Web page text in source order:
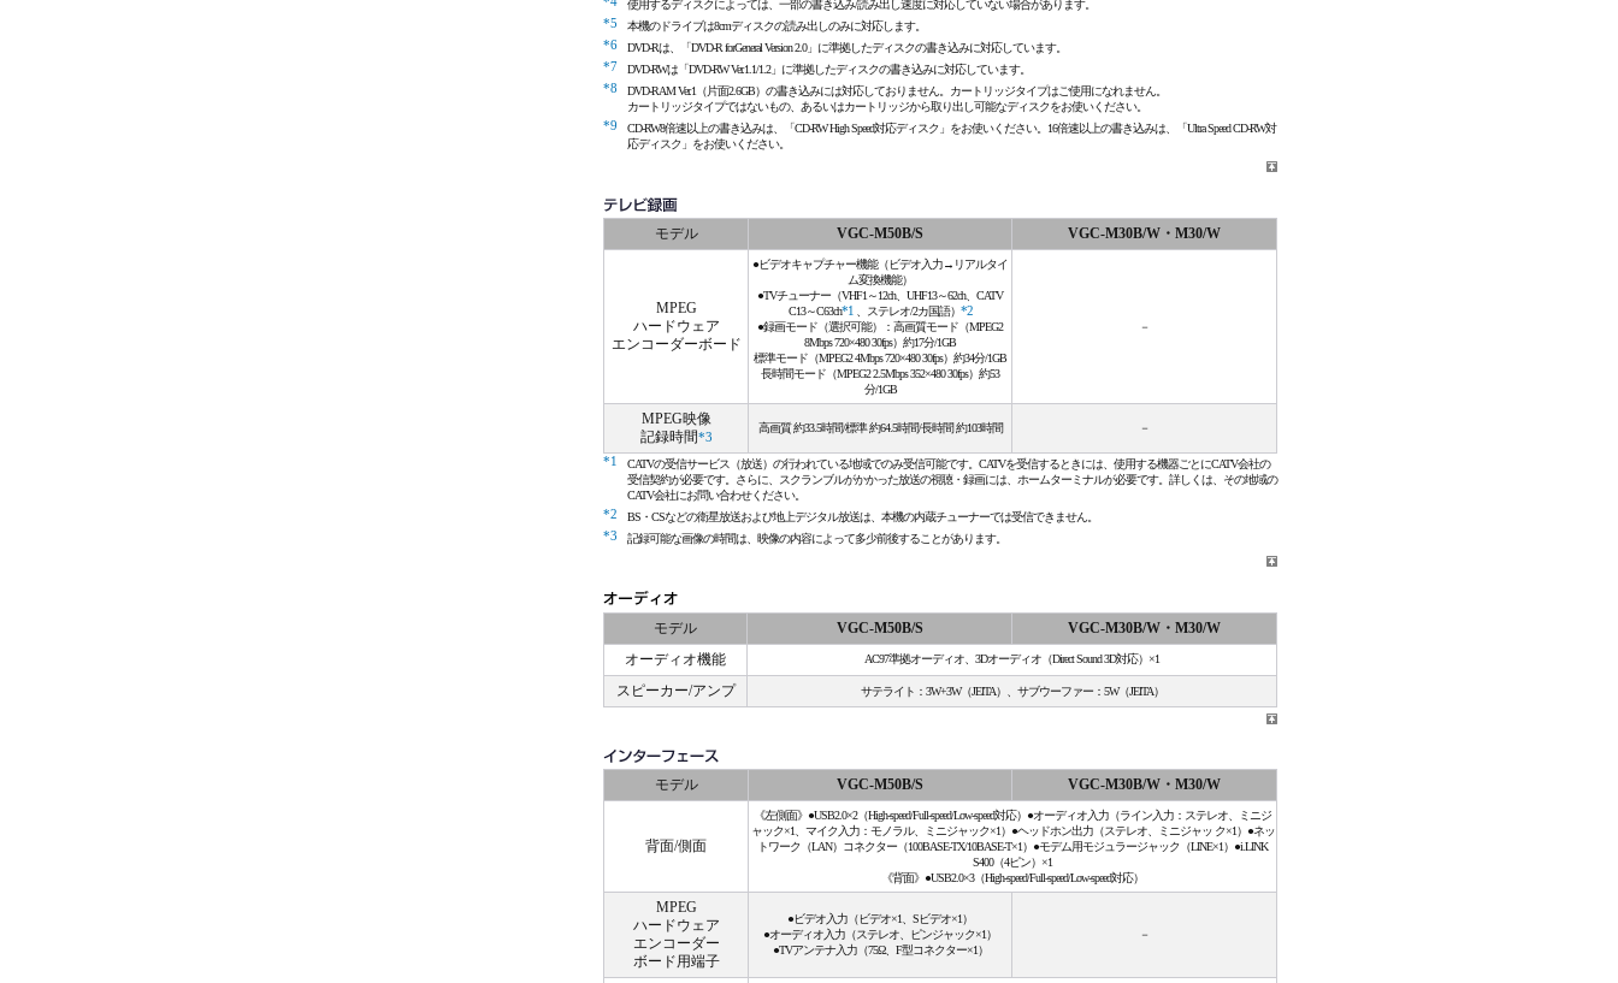
使用するディスクによっては、一部の書き込み/読み出し速度に対応していない場合があります。
*5
本機のドライブは8cmディスクの読み出しのみに対応します。
*6
DVD-Rは、「DVD-R forGeneral Version 2.0」に準拠したディスクの書き込みに対応しています。
*7
DVD-RWは「DVD-RW Ver.1.1/1.2」に準拠したディスクの書き込みに対応しています。
*8
DVD-RAM Ver.1（片面2.6GB）の書き込みには対応しておりません。カートリッジタイプはご使用になれません。
カートリッジタイプではないもの、あるいはカートリッジから取り出し可能なディスクをお使いください。
*9
CD-RW8倍速以上の書き込みは、「CD-RW High Speed対応ディスク」をお使いください。16倍速以上の書き込みは、「Ultra Speed CD-RW対
応ディスク」をお使いください。
モデル VGC-M50B/S VGC-M30B/W・M30/W
MPEG
ハードウェア
エンコーダーボード
●ビデオキャプチャー機能（ビデオ入力→リアルタイ
ム変換機能）
●TVチューナー（VHF1～12ch、UHF13～62ch、CATV
C13～C63ch*1 、ステレオ/2カ国語） *2
●録画モード（選択可能）：高画質モード（MPEG2
8Mbps 720×480 30fps）約17分/1GB
標準モード（MPEG2 4Mbps 720×480 30fps）約34分/1GB
長時間モード（MPEG2 2.5Mbps 352×480 30fps）約53
分/1GB
－
MPEG映像
記録時間*3
高画質 約33.5時間/標準 約64.5時間/長時間 約103時間 －
*1
CATVの受信サービス（放送）の行われている地域でのみ受信可能です。CATVを受信するときには、使用する機器ごとにCATV会社の
受信契約が必要です。さらに、スクランブルがかかった放送の視聴・録画には、ホームターミナルが必要です。詳しくは、その地域の
CATV会社にお問い合わせください。
*2
BS・CSなどの衛星放送および地上デジタル放送は、本機の内蔵チューナーでは受信できません。
*3
記録可能な画像の時間は、映像の内容によって多少前後することがあります。
モデル VGC-M50B/S
VGC-M30B/W・M30/W
オーディオ機能
AC97準拠オーディオ、3Dオーディオ（Direct Sound 3D対応）×1
スピーカー/アンプ サテライト：3W+3W（JEITA）、サブウーファー：5W（JEITA）
モデル VGC-M50B/S VGC-M30B/W・M30/W
背面/側面
《左側面》●USB2.0×2（High-speed/Full-speed/Low-speed対応）●オーディオ入力（ライン入力：ステレオ、ミニジ
ャック×1、マイク入力：モノラル、ミニジャック×1）●ヘッドホン出力（ステレオ、ミニジャッ ク×1）●ネッ
トワーク（LAN）コネクター（100BASE-TX/10BASE-T×1）●モデム用モジュラージャック（LINE×1）●i.LINK
S400（4ピン）×1
《背面》●USB2.0×3（High-speed/Full-speed/Low-speed対応）
MPEG
ハードウェア
エンコーダー
ボード用端子
●ビデオ入力（ビデオ×1、Sビデオ×1）
●オーディオ入力（ステレオ、ピンジャック×1）
●TVアンテナ入力（75Ω、F型コネクター×1）
－